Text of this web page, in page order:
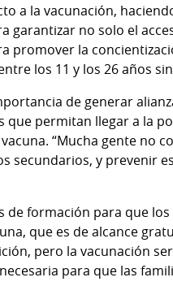
a la vacunación,
garantizar no solo el
promover la
los 11 y los 26 años
de generar
permitan llegar a la
“Mucha gente no
secundarios, y prevenir
de formación para que
que es de alcance
pero la vacunación
para que las